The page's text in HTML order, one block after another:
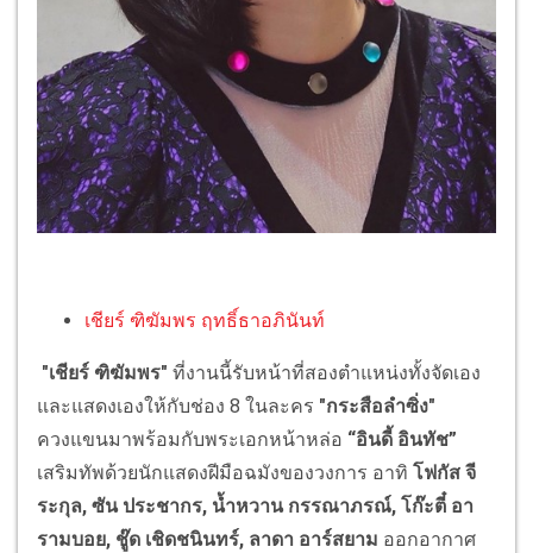
เชียร์ ฑิฆัมพร ฤทธิ์ธาอภินันท์
"เชียร์ ฑิฆัมพร" ที่งานนี้รับหน้าที่สองตำแหน่งทั้งจัดเอง
และแสดงเองให้กับช่อง 8 ในละคร "กระสือลำซิ่ง"
ควงแขนมาพร้อมกับพระเอกหน้าหล่อ “อินดี้ อินทัช”
เสริมทัพด้วยนักแสดงฝีมือฉมังของวงการ อาทิ โฟกัส จี
ระกุล, ซัน ประชากร, น้ำหวาน กรรณาภรณ์, โก๊ะตี๋ อา
รามบอย, ชู๊ด เชิดชนินทร์, ลาดา อาร์สยาม ออกอากาศ